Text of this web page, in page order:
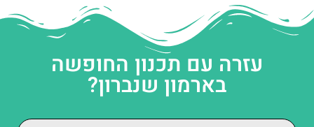
עזרה עם תכנון החופשה
בארמון שנברון?